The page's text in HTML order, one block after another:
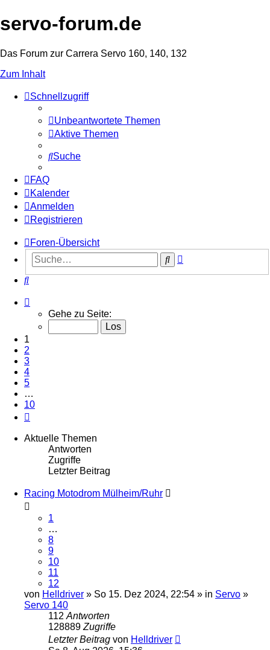
servo-forum.de
Das Forum zur Carrera Servo 160, 140, 132
Zum Inhalt
Schnellzugriff
Unbeantwortete Themen
Aktive Themen
Suche
FAQ
Kalender
Anmelden
Registrieren
Foren-Übersicht
Suche
Suche
Gehe zu Seite:
1
2
3
4
5
…
10
Aktuelle Themen
Antworten
Zugriffe
Letzter Beitrag
Racing Motodrom Mülheim/Ruhr
1
…
8
9
10
11
12
von Helldriver » So 15. Dez 2024, 22:54 » in Servo »
Servo 140
112Antworten
128889Zugriffe
Letzter Beitrag von Helldriver